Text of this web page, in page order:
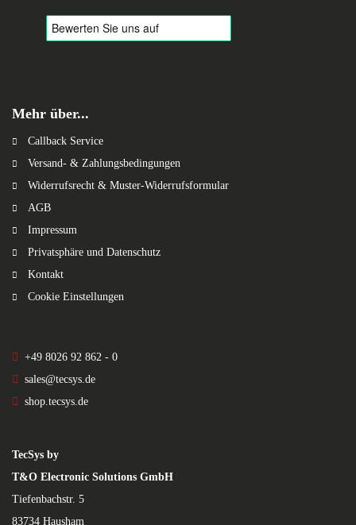
Mehr über...
Callback Service
Versand- & Zahlungsbedingungen
Widerrufsrecht & Muster-Widerrufsformular
AGB
Impressum
Privatsphäre und Datenschutz
Kontakt
Cookie Einstellungen
+49 8026 92 862 - 0
sales@tecsys.de
shop.tecsys.de
TecSys by
T&O Electronic Solutions GmbH
Tiefenbachstr. 5
83734 Hausham